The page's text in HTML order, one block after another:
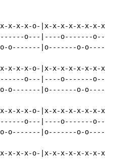
x-x-x-o-|x-x-x-x-x-x-x-
o---|----o-------
o-------|o-------o-
x-x-x-o-|x-x-x-x-x-x-x-
o---|----o-------
o-------|o-------o-
x-x-x-o-|x-x-x-x-x-x-x-
o---|----o-------
o-------|o-------o-
x-x-x-o-|x-x-x-x-x-x-x-